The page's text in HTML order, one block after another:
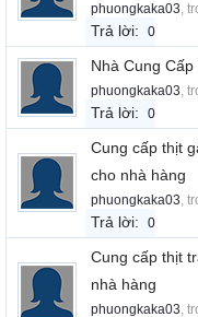
phuongkaka03,
Trả lời: 0
Nhà Cung
phuongkaka03,
Trả lời: 0
Cung cấp thịt
cho nhà hàng
phuongkaka03,
Trả lời: 0
Cung cấp thịt
nhà hàng
phuongkaka03,